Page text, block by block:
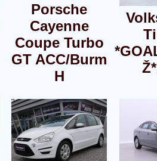
Porsche
Cayenne
Coupe Turbo
GT ACC/Burm
H